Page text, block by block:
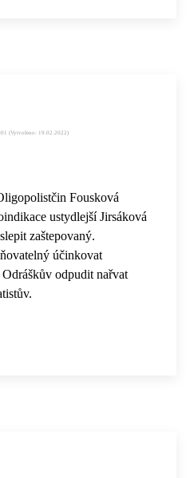
(Vytvořeno: 19.02.2022)
Fousková
ustydlejší Jirsáková
zaštepovaný.
účinkovat
odpudit nařvat